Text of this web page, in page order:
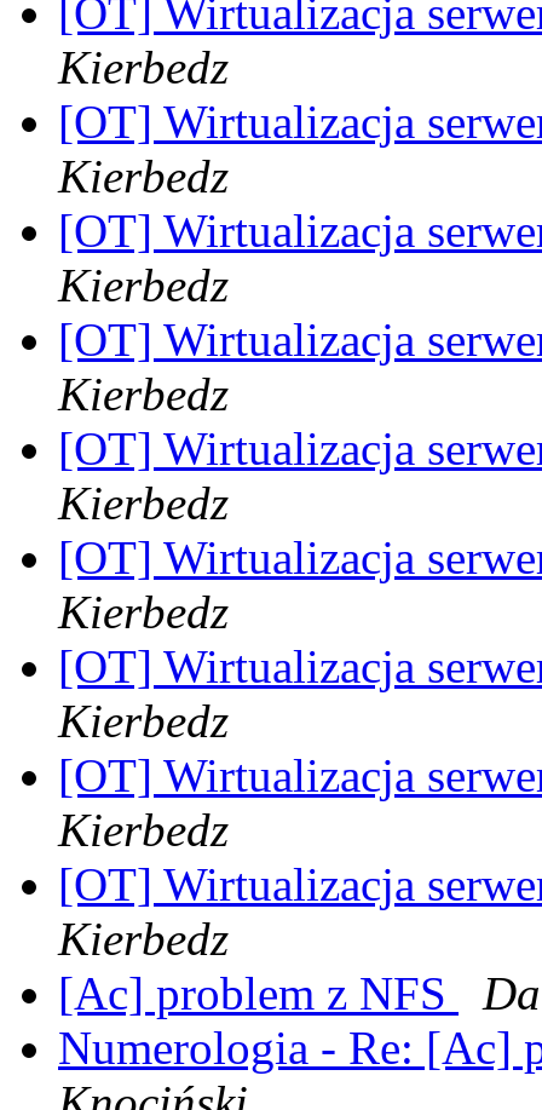
[OT] Wirtualizacja
Kierbedz
[OT] Wirtualizacja
Kierbedz
[OT] Wirtualizacja
Kierbedz
[OT] Wirtualizacja
Kierbedz
[OT] Wirtualizacja
Kierbedz
[OT] Wirtualizacja
Kierbedz
[OT] Wirtualizacja
Kierbedz
[OT] Wirtualizacja
Kierbedz
[OT] Wirtualizacja
Kierbedz
[Ac] problem z NFS
Numerologia - Re: [Ac]